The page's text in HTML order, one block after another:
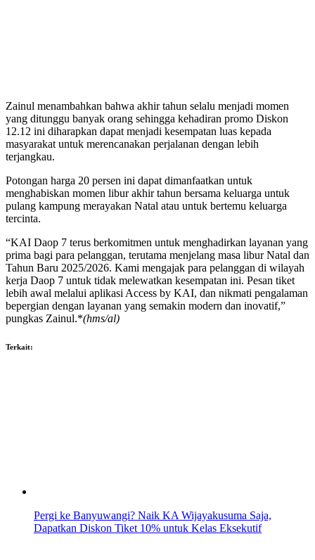
Zainul menambahkan bahwa akhir tahun selalu menjadi momen
yang ditunggu banyak orang sehingga kehadiran promo Diskon
12.12 ini diharapkan dapat menjadi kesempatan luas kepada
masyarakat untuk merencanakan perjalanan dengan lebih
terjangkau.
Potongan harga 20 persen ini dapat dimanfaatkan untuk
menghabiskan momen libur akhir tahun bersama keluarga untuk
pulang kampung merayakan Natal atau untuk bertemu keluarga
tercinta.
“KAI Daop 7 terus berkomitmen untuk menghadirkan layanan yang
prima bagi para pelanggan, terutama menjelang masa libur Natal dan
Tahun Baru 2025/2026. Kami mengajak para pelanggan di wilayah
kerja Daop 7 untuk tidak melewatkan kesempatan ini. Pesan tiket
lebih awal melalui aplikasi Access by KAI, dan nikmati pengalaman
bepergian dengan layanan yang semakin modern dan inovatif,”
pungkas Zainul.*(hms/al)
Terkait:
Pergi ke Banyuwangi? Naik KA Wijayakusuma Saja,
Dapatkan Diskon Tiket 10% untuk Kelas Eksekutif